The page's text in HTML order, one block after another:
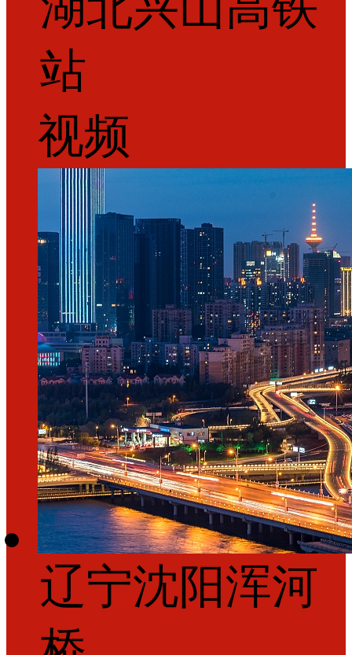
站
视频
辽宁沈阳浑河